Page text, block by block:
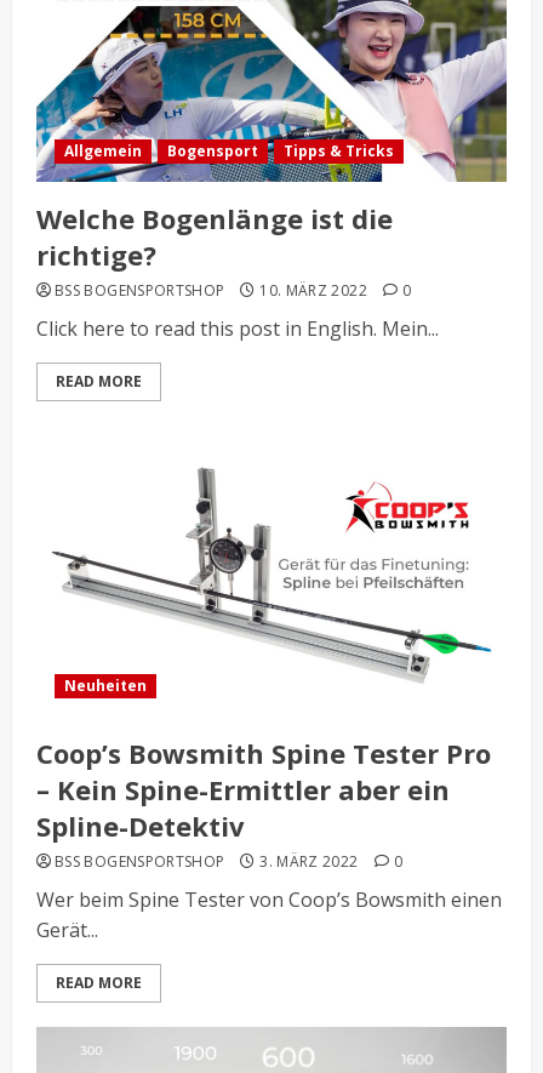
Allgemein Bogensport Tipps & Tricks
Welche Bogenlänge ist die
richtige?
BSS BOGENSPORTSHOP 10. MÄRZ 2022 0
Click here to read this post in English. Mein...
READ MORE
Neuheiten
Coop’s Bowsmith Spine Tester Pro
– Kein Spine-Ermittler aber ein
Spline-Detektiv
BSS BOGENSPORTSHOP 3. MÄRZ 2022 0
Wer beim Spine Tester von Coop’s Bowsmith einen
Gerät...
READ MORE